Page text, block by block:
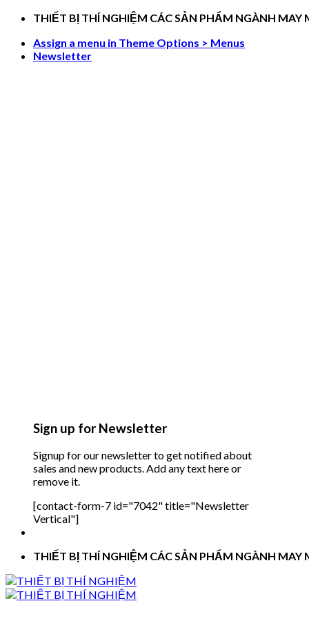
Skip
content
THIẾT BỊ THÍ NGHIỆM CÁC SẢN PHẨM NGÀNH MAY
Assign a menu in Theme Options > Menus
Newsletter
Sign up for Newsletter
Signup for our newsletter to get notified about
sales and new products. Add any text here or
remove it.
[contact-form-7 id="7042" title="Newsletter
Vertical"]
THIẾT BỊ THÍ NGHIỆM CÁC SẢN PHẨM NGÀNH MAY